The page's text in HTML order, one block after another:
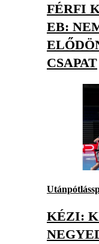
FÉRFI
EB:
CSAPAT
KÉZI: